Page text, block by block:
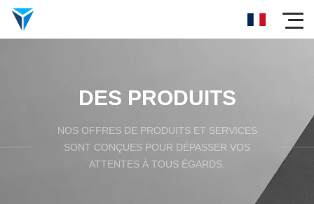
DES PRODUITS
NOS OFFRES DE PRODUITS ET SERVICES
SONT CONÇUES POUR DÉPASSER VOS
ATTENTES À TOUS ÉGARDS.